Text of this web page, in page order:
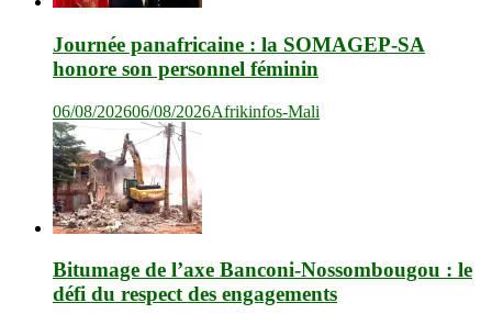
Journée panafricaine : la SOMAGEP-SA
honore son personnel féminin
06/08/202606/08/2026Afrikinfos-Mali
Bitumage de l’axe Banconi-Nossombougou : le
défi du respect des engagements